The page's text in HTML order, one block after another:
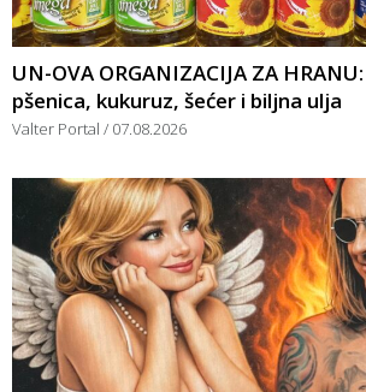
UN-OVA ORGANIZACIJA ZA
pšenica, kukuruz, šećer i biljna ulja
Valter Portal 07.08.2026